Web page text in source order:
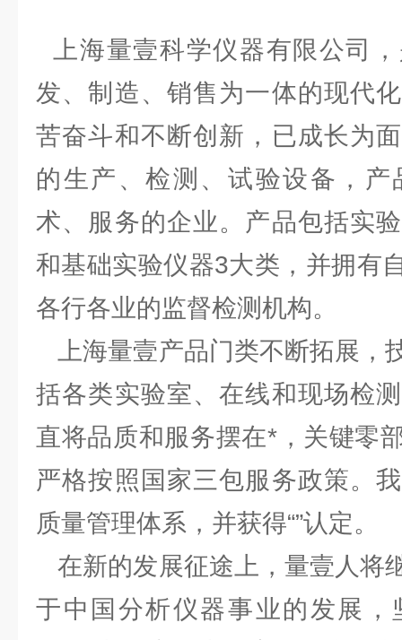
上海量壹科学仪器有限公司
发、制造、销售为一体的现代
苦奋斗和不断创新，已成长为
的生产、检测、试验设备，
术、服务的企业。产品包括实
和基础实验仪器3大类，并拥有
各行各业的监督检测机构。
上海量壹产品门类不断拓展，
括各类实验室、在线和现场检
直将品质和服务摆在*，关键零
严格按照国家三包服务政策。
质量管理体系，并获得“”认定。
在新的发展征途上，量壹人将
于中国分析仪器事业的发展，